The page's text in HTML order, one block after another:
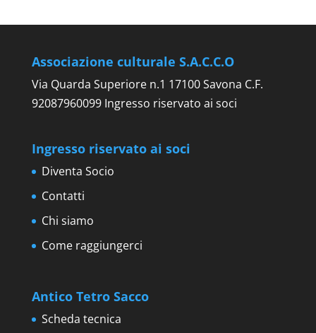
Associazione culturale S.A.C.C.O
Via Quarda Superiore n.1 17100 Savona C.F.
92087960099 Ingresso riservato ai soci
Ingresso riservato ai soci
Diventa Socio
Contatti
Chi siamo
Come raggiungerci
Antico Tetro Sacco
Scheda tecnica